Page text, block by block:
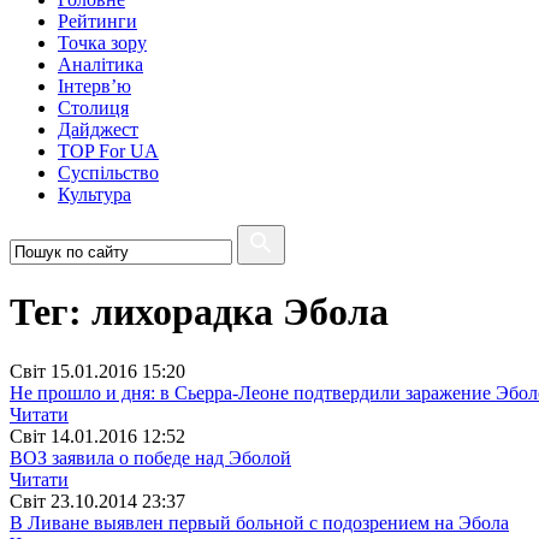
Рейтинги
Точка зору
Аналітика
Інтерв’ю
Столиця
Дайджест
TOP For UA
Суспiльство
Культура
Тег: лихорадка Эбола
Свiт 15.01.2016 15:20
Не прошло и дня: в Сьерра-Леоне подтвердили заражение
Читати
Свiт 14.01.2016 12:52
ВОЗ заявила о победе над Эболой
Читати
Свiт 23.10.2014 23:37
В Ливане выявлен первый больной с подозрением на Эбола